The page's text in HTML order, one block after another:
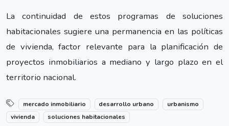
La continuidad de estos programas de soluciones
habitacionales sugiere una permanencia en las políticas
de vivienda, factor relevante para la planificación de
proyectos inmobiliarios a mediano y largo plazo en el
territorio nacional.
mercado inmobiliario desarrollo urbano
urbanismo
vivienda
soluciones habitacionales